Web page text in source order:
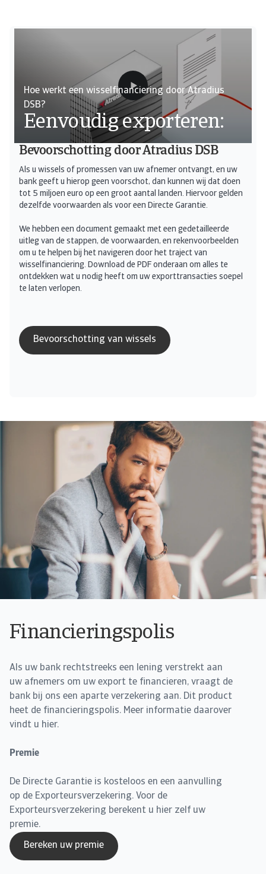
Bevoorschotting door Atradius DSB
Als u wissels of promessen van uw afnemer ontvangt, en uw
bank geeft u hierop geen voorschot, dan kunnen wij dat doen
tot 5 miljoen euro op een groot aantal landen. Hiervoor gelden
dezelfde voorwaarden als voor een Directe Garantie.
We hebben een document gemaakt met een gedetailleerde
uitleg van de stappen, de voorwaarden, en rekenvoorbeelden
om u te helpen bij het navigeren door het traject van
wisselfinanciering. Download de PDF onderaan om alles te
ontdekken wat u nodig heeft om uw exporttransacties soepel
te laten verlopen.
Bevoorschotting van wissels
Hoe werkt een wisselfinanciering door Atradius
DSB?
Eenvoudig exporteren:
Financieringspolis
Als uw bank rechtstreeks een lening verstrekt aan
uw afnemers om uw export te financieren, vraagt de
bank bij ons een aparte verzekering aan. Dit product
heet de financieringspolis. Meer informatie daarover
vindt u hier.
Premie
De Directe Garantie is kosteloos en een aanvulling
op de Exporteursverzekering. Voor de
Exporteursverzekering berekent u hier zelf uw
premie.
Bereken uw premie